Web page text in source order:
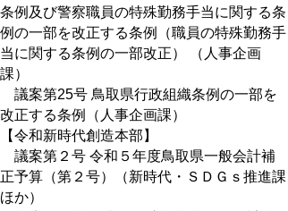
条例及び警察職員の特殊勤務手当に関する条
例の一部を改正する条例（職員の特殊勤務手
当に関する条例の一部改正） （人事企画
課）
議案第25号 鳥取県行政組織条例の一部を
改正する条例（人事企画課）
【令和新時代創造本部】
議案第２号 令和５年度鳥取県一般会計補
正予算（第２号）（新時代・ＳＤＧｓ推進課
ほか）